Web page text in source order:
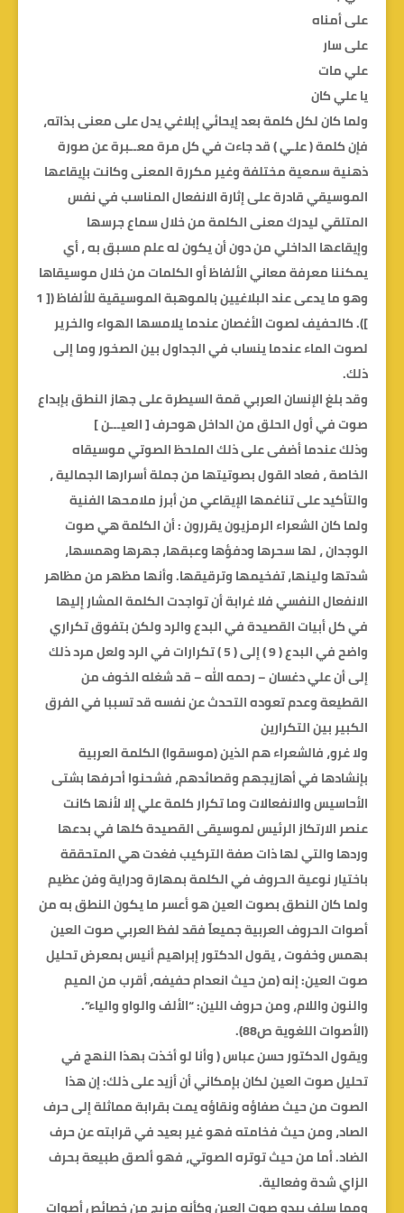
على أمناه
على سار
علي مات
يا علي كان
ولما كان لكل كلمة بعد إيحائي إبلاغي يدل على معنى بذاته،
فإن كلمة ( علـي ) قد جاءت في كل مرة معــبرة عن صورة
ذهنية سمعية مختلفة وغير مكررة المعنى وكانت بإيقاعها
الموسيقي قادرة على إثارة الانفعال المناسب في نفس
المتلقي ليدرك معنى الكلمة من خلال سماع جرسها
وإيقاعها الداخلي من دون أن يكون له علم مسبق به ، أي
يمكننا معرفة معاني الألفاظ أو الكلمات من خلال موسيقاها
وهو ما يدعى عند البلاغيين بالموهبة الموسيقية للألفاظ ([ 1
]). كالحفيف لصوت الأغصان عندما يلامسها الهواء والخرير
لصوت الماء عندما ينساب في الجداول بين الصخور وما إلى
ذلك.
وقد بلغ الإنسان العربي قمة السيطرة على جهاز النطق بإبداع
صوت في أول الحلق من الداخل هوحرف [ العيـــن ]
وذلك عندما أضفى على ذلك الملحظ الصوتي موسيقاه
الخاصة ، فعاد القول بصوتيتها من جملة أسرارها الجمالية ،
والتأكيد على تناغمها الإيقاعي من أبرز ملامحها الفنية
ولما كان الشعراء الرمزيون يقررون : أن الكلمة هي صوت
الوجدان ، لها سحرها ودفؤها وعبقها، جهرها وهمسها،
شدتها ولينها، تفخيمها وترقيقها. وأنها مظهر من مظاهر
الانفعال النفسي فلا غرابة أن تواجدت الكلمة المشار إليها
في كل أبيات القصيدة في البدع والرد ولكن بتفوق تكراري
واضح في البدع ( 9 ) إلى ( 5 ) تكرارات في الرد ولعل مرد ذلك
إلى أن علي دغسان – رحمه الله – قد شغله الخوف من
القطيعة وعدم تعوده التحدث عن نفسه قد تسببا في الفرق
الكبير بين التكرارين
ولا غرو، فالشعراء هم الذين (موسقوا) الكلمة العربية
بإنشادها في أهازيجهم وقصائدهم، فشحنوا أحرفها بشتى
الأحاسيس والانفعالات وما تكرار كلمة علي إلا لأنها كانت
عنصر الارتكاز الرئيس لموسيقى القصيدة كلها في بدعها
وردها والتي لها ذات صفة التركيب فغدت هي المتحققة
باختيار نوعية الحروف في الكلمة بمهارة ودراية وفن عظيم
ولما كان النطق بصوت العين هو أعسر ما يكون النطق به من
أصوات الحروف العربية جميعاً فقد لفظ العربي صوت العين
بهمس وخفوت ، يقول الدكتور إبراهيم أنيس بمعرض تحليل
صوت العين: إنه (من حيث انعدام حفيفه، أقرب من الميم
والنون واللام، ومن حروف اللين: “الألف والواو والياء”.
(الأصوات اللغوية ص88).
ويقول الدكتور حسن عباس ( وأنا لو أخذت بهذا النهج في
تحليل صوت العين لكان بإمكاني أن أزيد على ذلك: إن هذا
الصوت من حيث صفاؤه ونقاؤه يمت بقرابة مماثلة إلى حرف
الصاد، ومن حيث فخامته فهو غير بعيد في قرابته عن حرف
الضاد. أما من حيث توتره الصوتي، فهو ألصق طبيعة بحرف
الزاي شدة وفعالية.
ومما سلف يبدو صوت العين وكأنه مزيج من خصائص أصوات